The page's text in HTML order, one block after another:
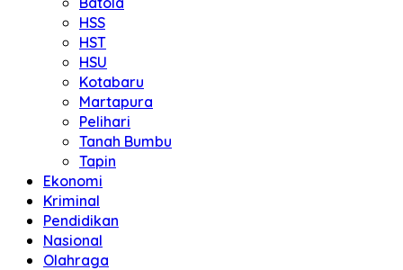
HSS
HST
HSU
Kotabaru
Martapura
Pelihari
Tanah Bumbu
Tapin
Ekonomi
Kriminal
Pendidikan
Nasional
Olahraga